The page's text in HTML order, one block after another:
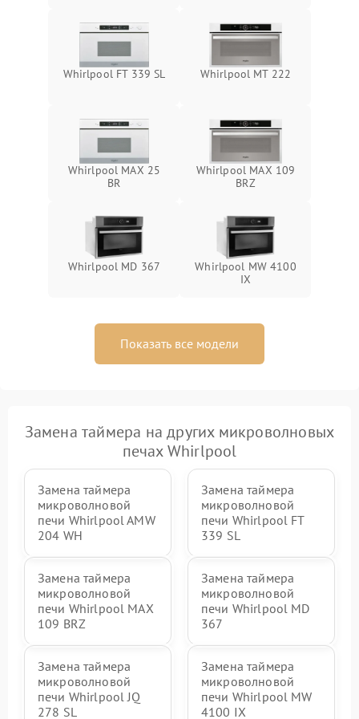
Whirlpool FT 339 SL Whirlpool MT 222
Whirlpool MAX 25
BR
Whirlpool MAX 109
BRZ
Whirlpool MD 367
Whirlpool MW 4100
IX
Показать все модели
Замена таймера на других микроволновых
печах Whirlpool
Замена таймера
микроволновой
печи Whirlpool AMW
204 WH
Замена таймера
микроволновой
печи Whirlpool FT
339 SL
Замена таймера
микроволновой
печи Whirlpool MAX
109 BRZ
Замена таймера
микроволновой
печи Whirlpool MD
367
Замена таймера
микроволновой
печи Whirlpool JQ
278 SL
Замена таймера
микроволновой
печи Whirlpool MW
4100 IX